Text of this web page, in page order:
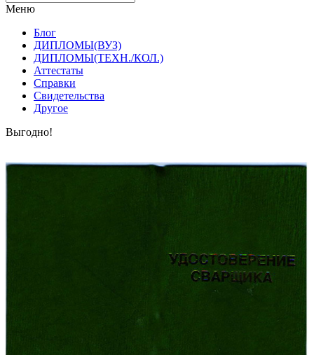
Меню
Блог
ДИПЛОМЫ(ВУЗ)
ДИПЛОМЫ(ТЕХН./КОЛ.)
Аттестаты
Справки
Свидетельства
Другое
Выгодно!